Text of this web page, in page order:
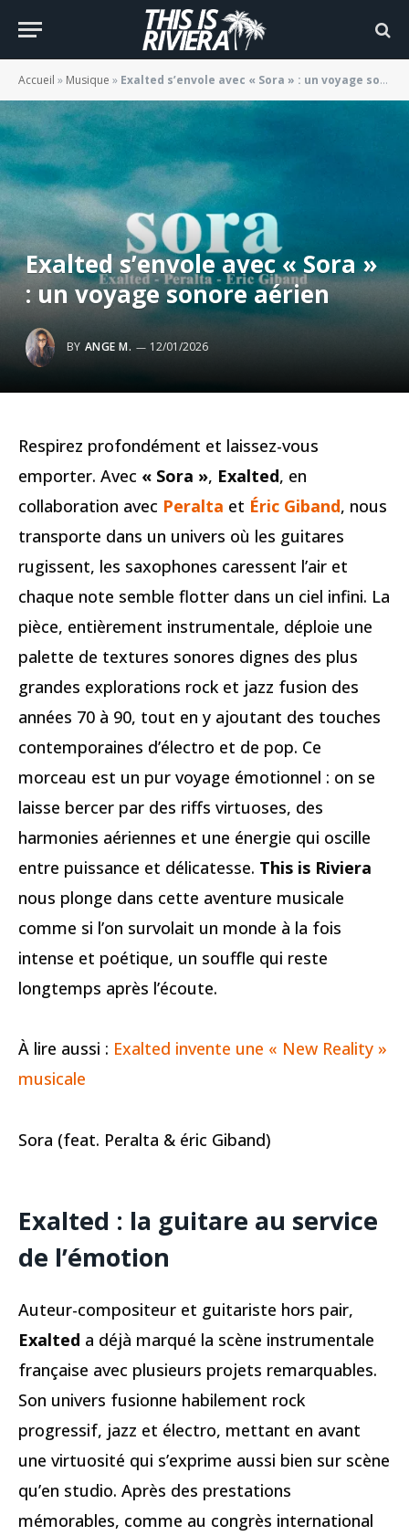
Accueil » Musique » Exalted s’envole avec « Sora » : un voyage sonore aérien
Exalted s’envole avec « Sora »
: un voyage sonore aérien
BY ANGE M. 12/01/2026
Respirez profondément et laissez-vous
emporter. Avec « Sora », Exalted, en
collaboration avec Peralta et Éric Giband, nous
transporte dans un univers où les guitares
rugissent, les saxophones caressent l’air et
chaque note semble flotter dans un ciel infini. La
pièce, entièrement instrumentale, déploie une
palette de textures sonores dignes des plus
grandes explorations rock et jazz fusion des
années 70 à 90, tout en y ajoutant des touches
contemporaines d’électro et de pop. Ce
morceau est un pur voyage émotionnel : on se
laisse bercer par des riffs virtuoses, des
harmonies aériennes et une énergie qui oscille
entre puissance et délicatesse. This is Riviera
nous plonge dans cette aventure musicale
comme si l’on survolait un monde à la fois
intense et poétique, un souffle qui reste
longtemps après l’écoute.
À lire aussi : Exalted invente une « New Reality »
musicale
Sora (feat. Peralta & éric Giband)
Exalted : la guitare au service
de l’émotion
Auteur-compositeur et guitariste hors pair,
Exalted a déjà marqué la scène instrumentale
française avec plusieurs projets remarquables.
Son univers fusionne habilement rock
progressif, jazz et électro, mettant en avant
une virtuosité qui s’exprime aussi bien sur scène
qu’en studio. Après des prestations
mémorables, comme au congrès international